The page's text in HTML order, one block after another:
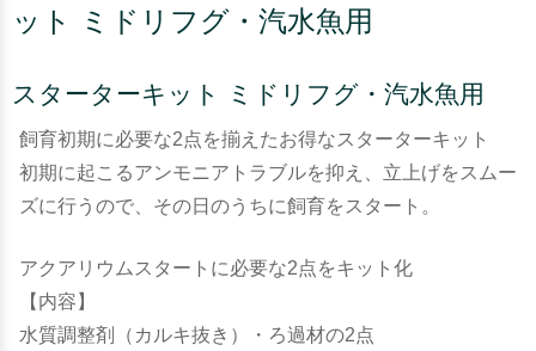
ット ミドリフグ・汽水魚用
スターターキット ミドリフグ・汽水魚用
飼育初期に必要な2点を揃えたお得なスターターキット
初期に起こるアンモニアトラブルを抑え、立上げをスムー
ズに行うので、その日のうちに飼育をスタート。
アクアリウムスタートに必要な2点をキット化
【内容】
水質調整剤（カルキ抜き）・ろ過材の2点